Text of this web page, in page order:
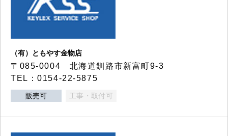
（有）ともやす金物店
〒085-0004 北海道釧路市新富町9-3
TEL：0154-22-5875
販売可 工事・取付可